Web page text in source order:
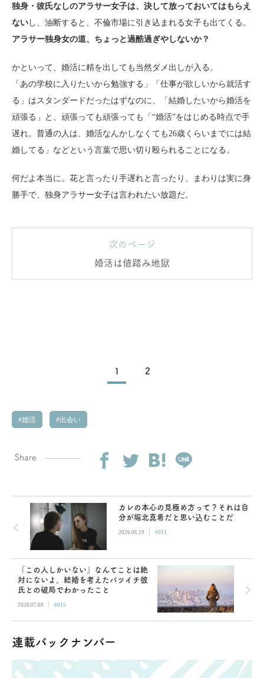
独身・彼氏なしのアラサー女子は、決して放っておいてはもらえ
ない し、油断すると、不倫市場に引き込まれる女子も出てくる。
アラサー独身女の道、ちょっと過酷過ぎやしないか？
かといって、婚活に精を出しても当然ダメ出しが入る。
「あの学校に入りたいから勉強する」「仕事が欲しいから就活す
る」はスタンダードだったはずなのに、「結婚したいから婚活を
頑張る」と、頑張っても頑張っても「“婚活”をはじめる時点で手
遅れ。普通の人は、婚活なんかしなくても26歳くらいまでには結
婚してる」などという言葉で思い切り殴られることになる。
何だよ本当に。花と言ったり手遅れと言ったり、まわりは実に身
勝手で、独身アラサー女子は言われたい放題だ。
次のページ
婚活は値踏み地獄
1 2
婚活 出会い
Share
カレの本心の見極め方って？それは自
分が堀北真希だと思い込むことだ
2026.06.19 | #011
「この人しかいない」なんてことは絶
対にないよ。結婚を考えたバツイチ彼
氏との破局でわかったこと
2026.07.08 | #015
連載バックナンバー